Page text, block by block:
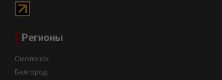
Регионы
Смоленск
Белгород